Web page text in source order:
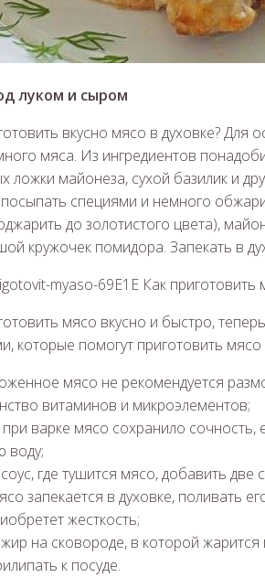
луком и сыром
вкусно мясо в духовке?
мяса. Из ингредиентов
ложки майонеза, сухой базилик и
специями и немного
до золотистого цвета),
кружочек помидора. Запекать в
мясо вкусно и быстро,
которые помогут приготовить мясо
мясо не рекомендуется
витаминов и микроэлементов;
варке мясо сохранило
воду;
соус, где тушится мясо, добавить
запекается в духовке,
жесткость;
жир на сковороде, в которой
к посуде.